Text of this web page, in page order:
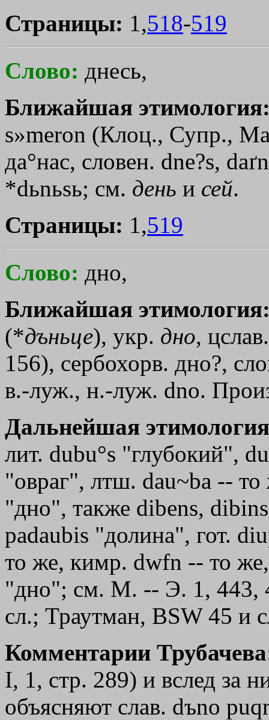
Страницы: 1,518-519
Слово: днесь,
Ближайшая
s»meron (Клоц., Супр.,
да°нас, словен. dne?s,
*dьnьsь; см. день и сей.
Страницы: 1,519
Слово: дно,
Ближайшая
(*дъньце), укр. дно,
156), сербохорв. дно?,
в.-луж., н.-луж. dno.
Дальнейшая
лит. dubu°s "глубокий",
"овраг", лтш. dau~ba --
"дно", также dibens,
padaubis "долина", гот.
то же, кимр. dwfn -- то
"дно"; см. М. -- Э. 1, 443,
сл.; Траутман, BSW 45 и
Комментарии
I, 1, стр. 289) и вслед за
объясняют слав. dъno